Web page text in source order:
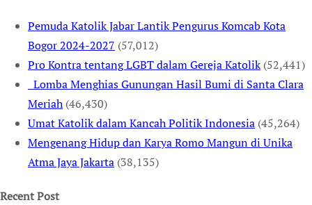
Pemuda Katolik Jabar Lantik Pengurus Komcab Kota
Bogor 2024-2027 (57,012)
Pro Kontra tentang LGBT dalam Gereja Katolik (52,441)
Lomba Menghias Gunungan Hasil Bumi di Santa Clara
Meriah (46,430)
Umat Katolik dalam Kancah Politik Indonesia (45,264)
Mengenang Hidup dan Karya Romo Mangun di Unika
Atma Jaya Jakarta (38,135)
Recent Post